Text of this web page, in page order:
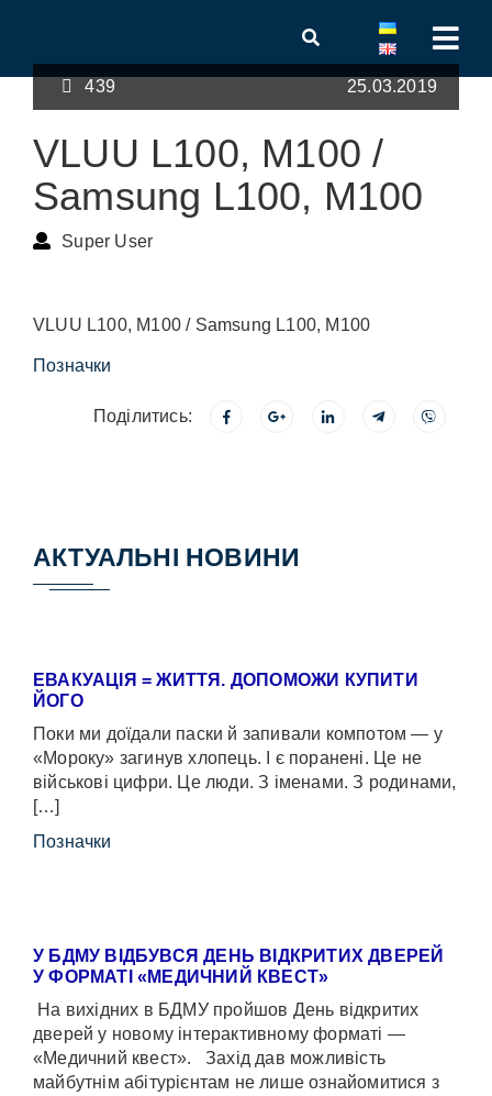
439 25.03.2019
VLUU L100, M100 /
Samsung L100, M100
Super User
VLUU L100, M100 / Samsung L100, M100
Позначки
Поділитись:
АКТУАЛЬНІ НОВИНИ
ЕВАКУАЦІЯ = ЖИТТЯ. ДОПОМОЖИ КУПИТИ
ЙОГО
Поки ми доїдали паски й запивали компотом — у
«Мороку» загинув хлопець. І є поранені. Це не
військові цифри. Це люди. З іменами. З родинами,
[…]
Позначки
У БДМУ ВІДБУВСЯ ДЕНЬ ВІДКРИТИХ ДВЕРЕЙ
У ФОРМАТІ «МЕДИЧНИЙ КВЕСТ»
На вихідних в БДМУ пройшов День відкритих
дверей у новому інтерактивному форматі —
«Медичний квест». Захід дав можливість
майбутнім абітурієнтам не лише ознайомитися з